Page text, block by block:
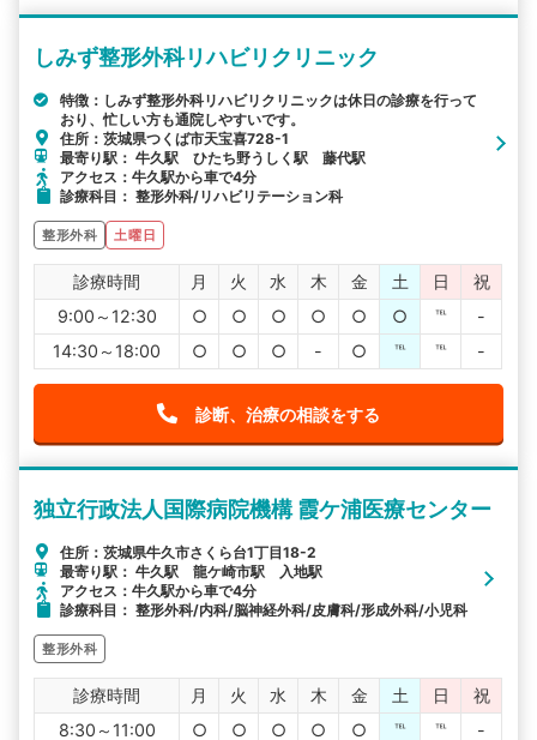
しみず整形外科リハビリクリニック
特徴：しみず整形外科リハビリクリニックは休日の診療を行って
おり、忙しい方も通院しやすいです。
住所：茨城県つくば市天宝喜728-1
最寄り駅： 牛久駅 ひたち野うしく駅 藤代駅
アクセス：牛久駅から車で4分
診療科目： 整形外科/リハビリテーション科
整形外科 土曜日
診療時間 月 火 水 木 金 土 日
祝
9:00～12:30
○ ○ ○ ○ ○ ○ ℡
-
14:30～18:00
○ ○ ○ - ○ ℡ ℡ -
診断、治療の相談をする
独立行政法人国際病院機構 霞ケ浦医療センター
住所：茨城県牛久市さくら台1丁目18-2
最寄り駅： 牛久駅 龍ケ崎市駅 入地駅
アクセス：牛久駅から車で4分
診療科目： 整形外科/内科/脳神経外科/皮膚科/形成外科/小児科
整形外科
診療時間 月 火 水 木 金 土 日
祝
8:30～11:00
○ ○ ○ ○ ○ ℡ ℡ -